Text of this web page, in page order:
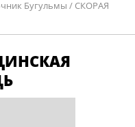
Бугульмы / СКОРАЯ